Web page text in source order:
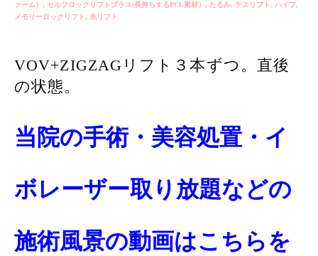
ァーム） , セルフロックリフトプラス(長持ちするPCL素材） , たるみ, テスリフト, ハイフ,
メモリーロックリフト, 糸リフト
VOV+ZIGZAGリフト３本ずつ。直後
の状態。
当院の手術・美容処置・イ
ボレーザー取り放題などの
施術風景の動画はこちらを